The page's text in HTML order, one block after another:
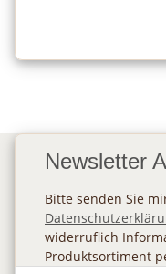
Newsletter
Bitte senden Sie
widerruflich
Produktsortiment